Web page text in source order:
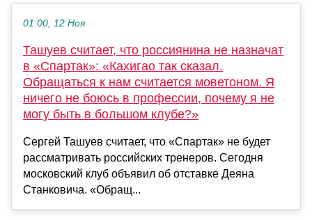
01:00, 12 Ноя
Ташуев считает, что россиянина не назначат
в «Спартак»: «Кахигао так сказал.
Обращаться к нам считается моветоном. Я
ничего не боюсь в профессии, почему я не
могу быть в большом клубе?»
Сергей Ташуев считает, что «Спартак» не будет
рассматривать российских тренеров. Сегодня
московский клуб объявил об отставке Деяна
Станковича. «Обращ...